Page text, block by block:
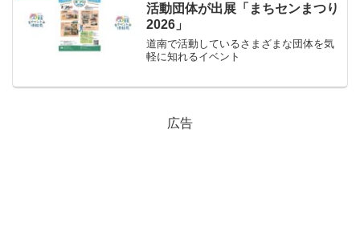
活動団体が出展「まちセンまつり
2026」
道南で活動しているさまざまな団体を気
軽に知れるイベント
広告